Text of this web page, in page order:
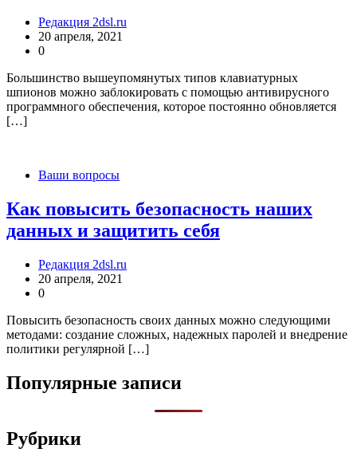
Редакция 2dsl.ru
20 апреля, 2021
0
Большинство вышеупомянутых типов клавиатурных
шпионов можно заблокировать с помощью антивирусного
программного обеспечения, которое постоянно обновляется
[…]
Ваши вопросы
Как повысить безопасность наших
данных и защитить себя
Редакция 2dsl.ru
20 апреля, 2021
0
Повысить безопасность своих данных можно следующими
методами: создание сложных, надежных паролей и внедрение
политики регулярной […]
Популярные записи
Рубрики